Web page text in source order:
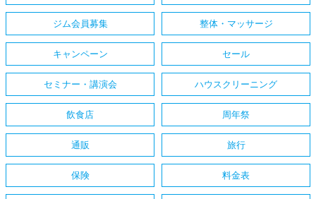
ジム会員募集 整体・マッサージ
キャンペーン セール
セミナー・講演会 ハウスクリーニング
飲食店 周年祭
通販 旅行
保険 料金表